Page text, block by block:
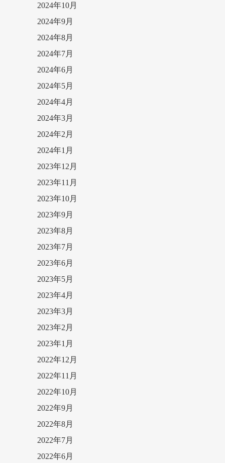
2024年10月
2024年9月
2024年8月
2024年7月
2024年6月
2024年5月
2024年4月
2024年3月
2024年2月
2024年1月
2023年12月
2023年11月
2023年10月
2023年9月
2023年8月
2023年7月
2023年6月
2023年5月
2023年4月
2023年3月
2023年2月
2023年1月
2022年12月
2022年11月
2022年10月
2022年9月
2022年8月
2022年7月
2022年6月